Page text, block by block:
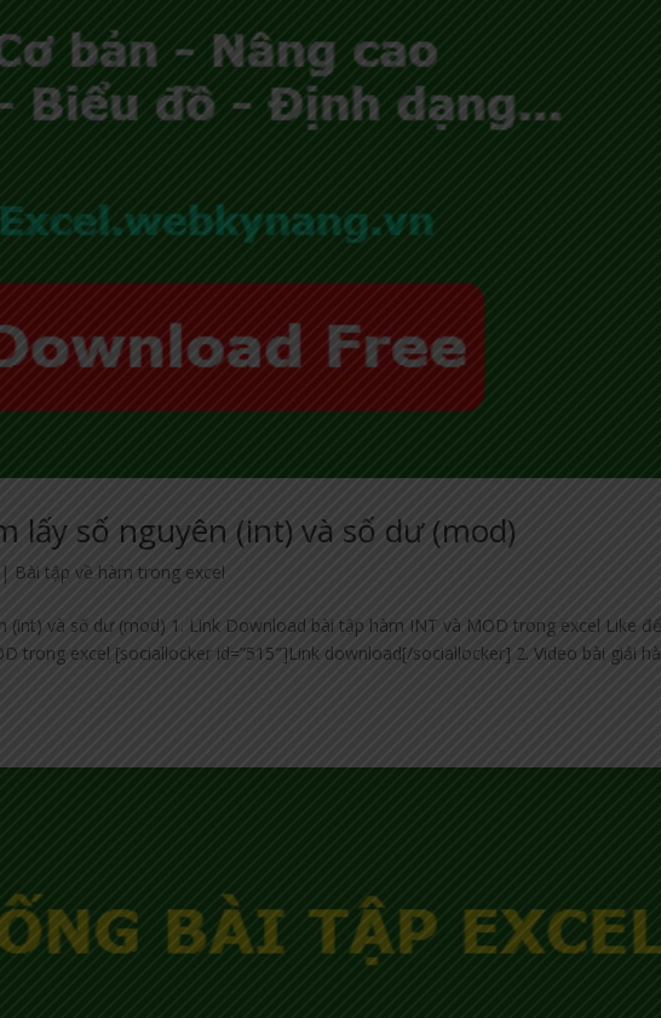
lấy số nguyên (int) và số dư (mod)
| Bài tập về hàm trong excel
(int) và số dư (mod) 1. Link Download bài tập hàm INT và MOD trong excel Like
trong excel [sociallocker id=”515″]Link download[/sociallocker] 2. Video bài giải